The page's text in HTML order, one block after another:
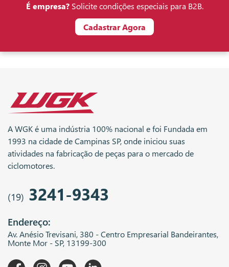
É empresa?Solicite condições especiais para B2B.
Cadastrar Agora
A WGK é uma indústria 100% nacional e foi Fundada em
1993 na cidade de Campinas SP, onde iniciou suas
atividades na fabricação de peças para o mercado de
ciclomotores.
(19) 3241-9343
Endereço:
Av. Anésio Trevisani, 380 - Centro Empresarial Bandeirantes,
Monte Mor - SP, 13199-300